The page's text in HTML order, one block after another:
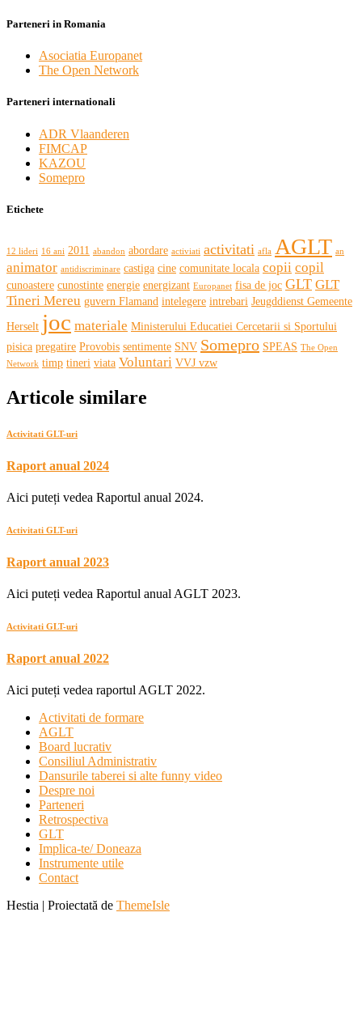
Parteneri in Romania
Asociatia Europanet
The Open Network
Parteneri internationali
ADR Vlaanderen
FIMCAP
KAZOU
Somepro
Etichete
12 lideri 16 ani 2011 abandon abordare activiati activitati afla AGLT an
animator antidiscriminare castiga cine comunitate locala copii copil
cunoastere cunostinte energie energizant Europanet fisa de joc GLT GLT
Tineri Mereu guvern Flamand intelegere intrebari Jeugddienst Gemeente
Herselt joc materiale Ministerului Educatiei Cercetarii si Sportului
pisica pregatire Provobis sentimente SNV Somepro SPEAS The Open
Network timp tineri viata Voluntari VVJ vzw
Articole similare
Activitati GLT-uri
Raport anual 2024
Aici puteți vedea Raportul anual 2024.
Activitati GLT-uri
Raport anual 2023
Aici puteți vedea Raportul anual AGLT 2023.
Activitati GLT-uri
Raport anual 2022
Aici puteți vedea raportul AGLT 2022.
Activitati de formare
AGLT
Board lucrativ
Consiliul Administrativ
Dansurile taberei si alte funny video
Despre noi
Parteneri
Retrospectiva
GLT
Implica-te/ Doneaza
Instrumente utile
Contact
Hestia | Proiectată de ThemeIsle